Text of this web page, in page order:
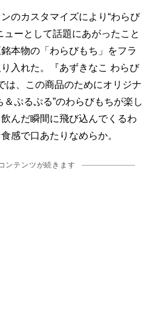
のカスタマイズにより“わらび
ューとして話題にあがったこと
本物の「わらびもち」をフラ
入れた。『あずきなこ わらび
は、この商品のためにオリジナ
＆ぷるぷる”のわらびもちが楽し
んだ瞬間に飛び込んでくるわ
感で口あたりなめらか。
ンテンツが続きます